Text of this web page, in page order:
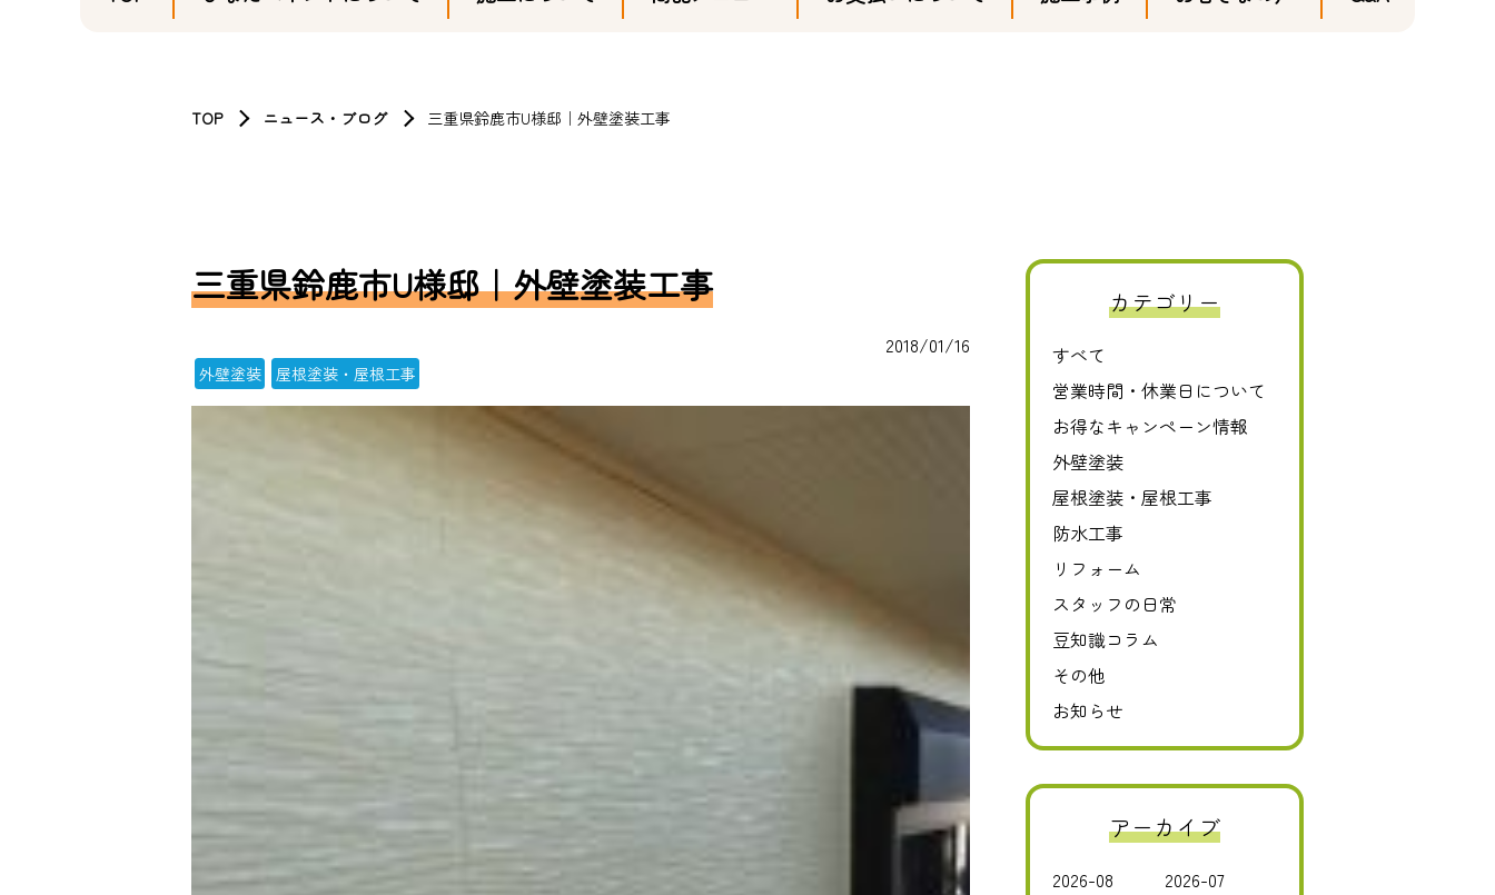
TOP ニュース・ブログ 三重県鈴鹿市U様邸｜外壁塗装工事
三重県鈴鹿市U様邸｜外壁塗装工事
2018/01/16
外壁塗装 屋根塗装・屋根工事
カテゴリー
すべて
営業時間・休業日について
お得なキャンペーン情報
外壁塗装
屋根塗装・屋根工事
防水工事
リフォーム
スタッフの日常
豆知識コラム
その他
お知らせ
アーカイブ
2026-08
2026-07
0120-411-606